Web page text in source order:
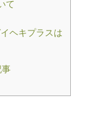
て
ヘキプラスは
事